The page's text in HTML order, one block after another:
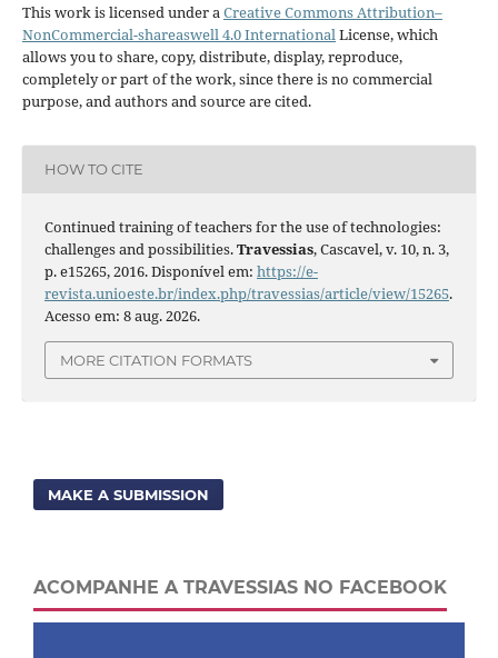
This work is licensed under a Creative Commons Attribution–
NonCommercial-shareaswell 4.0 International License, which
allows you to share, copy, distribute, display, reproduce,
completely or part of the work, since there is no commercial
purpose, and authors and source are cited.
HOW TO CITE
Continued training of teachers for the use of technologies:
challenges and possibilities.Travessias, Cascavel, v. 10, n. 3,
p. e15265, 2016. Disponível em: https://e-
revista.unioeste.br/index.php/travessias/article/view/15265.
Acesso em: 8 aug. 2026.
MORE CITATION FORMATS
MAKE A SUBMISSION
ACOMPANHE A TRAVESSIAS NO FACEBOOK